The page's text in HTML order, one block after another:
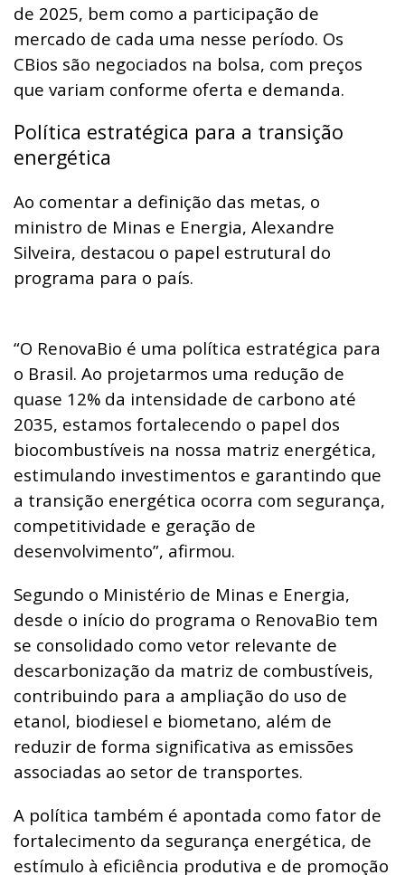
de 2025, bem como a participação de
mercado de cada uma nesse período. Os
CBios são negociados na bolsa, com preços
que variam conforme oferta e demanda.
Política estratégica para a transição
energética
Ao comentar a definição das metas, o
ministro de Minas e Energia, Alexandre
Silveira, destacou o papel estrutural do
programa para o país.
“O RenovaBio é uma política estratégica para
o Brasil. Ao projetarmos uma redução de
quase 12% da intensidade de carbono até
2035, estamos fortalecendo o papel dos
biocombustíveis na nossa matriz energética,
estimulando investimentos e garantindo que
a transição energética ocorra com segurança,
competitividade e geração de
desenvolvimento”, afirmou.
Segundo o Ministério de Minas e Energia,
desde o início do programa o RenovaBio tem
se consolidado como vetor relevante de
descarbonização da matriz de combustíveis,
contribuindo para a ampliação do uso de
etanol, biodiesel e biometano, além de
reduzir de forma significativa as emissões
associadas ao setor de transportes.
A política também é apontada como fator de
fortalecimento da segurança energética, de
estímulo à eficiência produtiva e de promoção